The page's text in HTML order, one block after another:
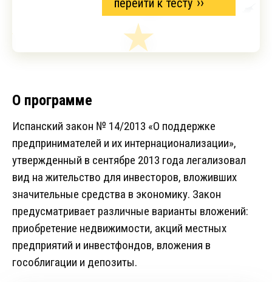
перейти к тесту
О программе
Испанский закон № 14/2013 «О поддержке
предпринимателей и их интернационализации»,
утвержденный в сентябре 2013 года легализовал
вид на жительство для инвесторов, вложивших
значительные средства в экономику. Закон
предусматривает различные варианты вложений:
приобретение недвижимости, акций местных
предприятий и инвестфондов, вложения в
гособлигации и депозиты.